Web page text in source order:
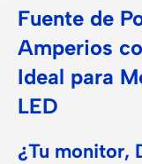
Fuente de
Amperios
Ideal para
LED
¿Tu monitor,